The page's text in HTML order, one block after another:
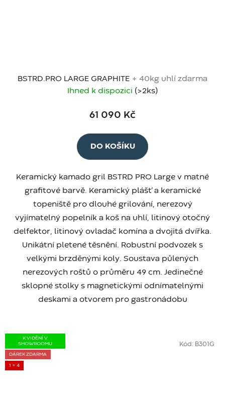
BSTRD.PRO LARGE GRAPHITE + 40kg uhlí zdarma
Ihned k dispozici (>2 ks)
61 090 Kč
DO KOŠÍKU
Keramický kamado gril BSTRD PRO Large v matné
grafitové barvě. Keramický plášť a keramické
topeniště pro dlouhé grilování, nerezový
vyjímatelný popelník a koš na uhlí, litinový otočný
delfektor, litinový ovladač komína a dvojitá dvířka.
Unikátní pletené těsnění. Robustní podvozek s
velkými brzděnými koly. Soustava půlených
nerezových roštů o průměru 49 cm. Jedinečné
sklopné stolky s magnetickými odnímatelnými
deskami a otvorem pro gastronádobu
K VIDĚNÍ V
SHOWROOMU
DÁREK ZDARMA
1 + 4
Kód: B301G